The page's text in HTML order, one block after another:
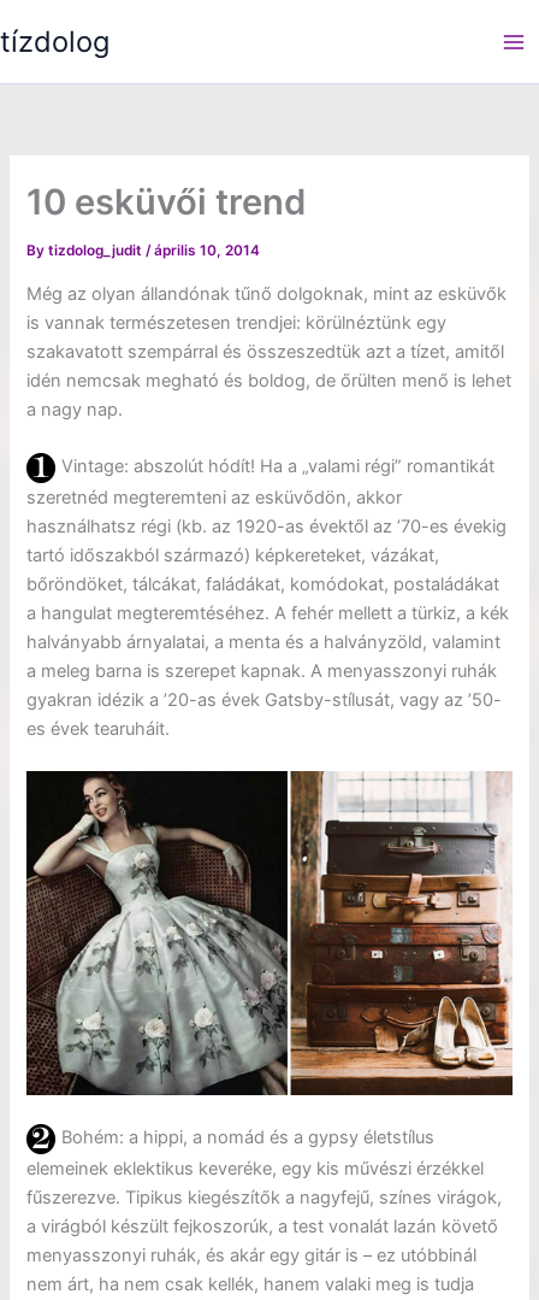
to
tízdolog
10 esküvői trend
Bytizdolog_judit/április 10, 2014
Még az olyan állandónak tűnő dolgoknak, mint az esküvők
is vannak természetesen trendjei: körülnéztünk egy
szakavatott szempárral és összeszedtük azt a tízet, amitől
idén nemcsak megható és boldog, de őrülten menő is lehet
a nagy nap.
Vintage: abszolút hódít! Ha a „valami régi” romantikát
szeretnéd megteremteni az esküvődön, akkor
használhatsz régi (kb. az 1920-as évektől az ’70-es évekig
tartó időszakból származó) képkereteket, vázákat,
bőröndöket, tálcákat, faládákat, komódokat, postaládákat
a hangulat megteremtéséhez. A fehér mellett a türkiz, a kék
halványabb árnyalatai, a menta és a halványzöld, valamint
a meleg barna is szerepet kapnak. A menyasszonyi ruhák
gyakran idézik a ’20-as évek Gatsby-stílusát, vagy az ’50-
es évek tearuháit.
Bohém: a hippi, a nomád és a gypsy életstílus
elemeinek eklektikus keveréke, egy kis művészi érzékkel
fűszerezve. Tipikus kiegészítők a nagyfejű, színes virágok,
a virágból készült fejkoszorúk, a test vonalát lazán követő
menyasszonyi ruhák, és akár egy gitár is – ez utóbbinál
nem árt, ha nem csak kellék, hanem valaki meg is tudja